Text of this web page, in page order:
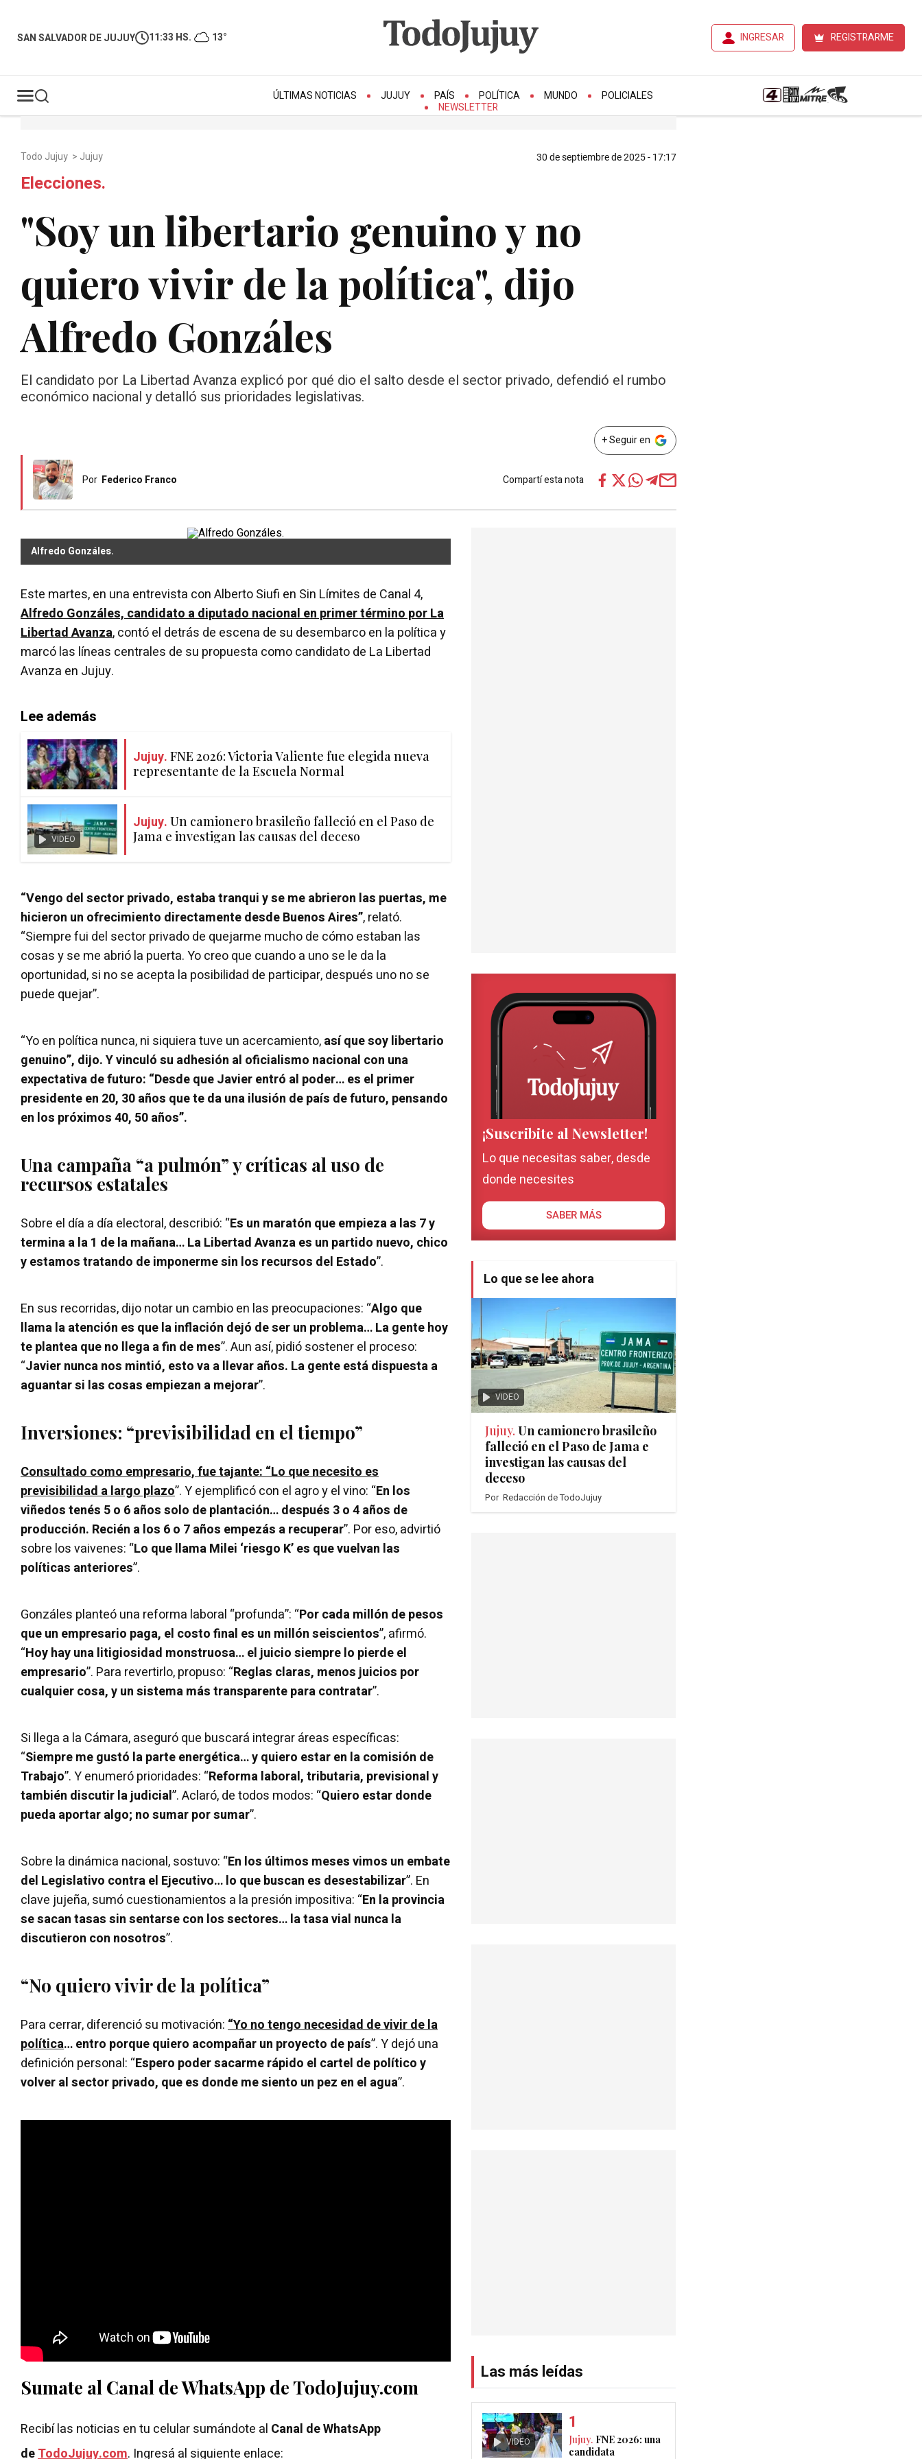
SAN SALVADOR DE JUJUY 11:33 HS. 13° INGRESAR REGISTRARME
ÚLTIMAS NOTICIAS JUJUY PAÍS POLÍTICA MUNDO
POLICIALES
NEWSLETTER
Todo Jujuy > Jujuy 30 de septiembre de 2025 - 17:17
Elecciones.
"Soy un libertario genuino y no
quiero vivir de la política", dijo
Alfredo Gonzáles
El candidato por La Libertad Avanza explicó por qué dio el salto desde el sector privado, defendió el rumbo
económico nacional y detalló sus prioridades legislativas.
+ Seguir en
Por Federico Franco Compartí esta nota
Alfredo Gonzáles.
Este martes, en una entrevista con Alberto Siufi en Sin Límites de Canal 4,
Alfredo Gonzáles, candidato a diputado nacional en primer término por La
Libertad Avanza, contó el detrás de escena de su desembarco en la política y
marcó las líneas centrales de su propuesta como candidato de La Libertad
Avanza en Jujuy.
Lee además
Jujuy. FNE 2026: Victoria Valiente fue elegida nueva
representante de la Escuela Normal
VIDEO
Jujuy. Un camionero brasileño falleció en el Paso de
Jama e investigan las causas del deceso
“Vengo del sector privado, estaba tranqui y se me abrieron las puertas, me
hicieron un ofrecimiento directamente desde Buenos Aires”, relató.
“Siempre fui del sector privado de quejarme mucho de cómo estaban las
cosas y se me abrió la puerta. Yo creo que cuando a uno se le da la
oportunidad, si no se acepta la posibilidad de participar, después uno no se
puede quejar”.
“Yo en política nunca, ni siquiera tuve un acercamiento,así que soy libertario
genuino”, dijo. Y vinculó su adhesión al oficialismo nacional con una
expectativa de futuro: “Desde que Javier entró al poder… es el primer
presidente en 20, 30 años que te da una ilusión de país de futuro, pensando
en los próximos 40, 50 años”.
Una campaña “a pulmón” y críticas al uso de
recursos estatales
Sobre el día a día electoral, describió: “Es un maratón que empieza a las 7 y
termina a la 1 de la mañana… La Libertad Avanza es un partido nuevo, chico
y estamos tratando de imponerme sin los recursos del Estado”.
En sus recorridas, dijo notar un cambio en las preocupaciones: “Algo que
llama la atención es que la inflación dejó de ser un problema… La gente hoy
te plantea que no llega a fin de mes”. Aun así, pidió sostener el proceso:
“Javier nunca nos mintió, esto va a llevar años. La gente está dispuesta a
aguantar si las cosas empiezan a mejorar”.
Inversiones: “previsibilidad en el tiempo”
Consultado como empresario, fue tajante: “Lo que necesito es
previsibilidad a largo plazo”. Y ejemplificó con el agro y el vino: “En los
viñedos tenés 5 o 6 años solo de plantación… después 3 o 4 años de
producción. Recién a los 6 o 7 años empezás a recuperar”. Por eso, advirtió
sobre los vaivenes: “Lo que llama Milei ‘riesgo K’ es que vuelvan las
políticas anteriores”.
Gonzáles planteó una reforma laboral “profunda”: “Por cada millón de pesos
que un empresario paga, el costo final es un millón seiscientos”, afirmó.
“Hoy hay una litigiosidad monstruosa… el juicio siempre lo pierde el
empresario”. Para revertirlo, propuso: “Reglas claras, menos juicios por
cualquier cosa, y un sistema más transparente para contratar”.
Si llega a la Cámara, aseguró que buscará integrar áreas específicas:
“Siempre me gustó la parte energética… y quiero estar en la comisión de
Trabajo”. Y enumeró prioridades: “Reforma laboral, tributaria, previsional y
también discutir la judicial”. Aclaró, de todos modos: “Quiero estar donde
pueda aportar algo; no sumar por sumar”.
Sobre la dinámica nacional, sostuvo: “En los últimos meses vimos un embate
del Legislativo contra el Ejecutivo… lo que buscan es desestabilizar”. En
clave jujeña, sumó cuestionamientos a la presión impositiva: “En la provincia
se sacan tasas sin sentarse con los sectores… la tasa vial nunca la
discutieron con nosotros”.
“No quiero vivir de la política”
Para cerrar, diferenció su motivación:“Yo no tengo necesidad de vivir de la
política… entro porque quiero acompañar un proyecto de país”. Y dejó una
definición personal: “Espero poder sacarme rápido el cartel de político y
volver al sector privado, que es donde me siento un pez en el agua”.
Sumate al Canal de WhatsApp de TodoJujuy.com
Recibí las noticias en tu celular sumándote al Canal de WhatsApp
deTodoJujuy.com. Ingresá al siguiente enlace:
¡Suscribite al Newsletter!
Lo que necesitas saber, desde
donde necesites
SABER MÁS
Lo que se lee ahora
VIDEO
Jujuy. Un camionero brasileño
falleció en el Paso de Jama e
investigan las causas del
deceso
Por Redacción de TodoJujuy
Las más leídas
VIDEO Jujuy. FNE 2026: una
candidata